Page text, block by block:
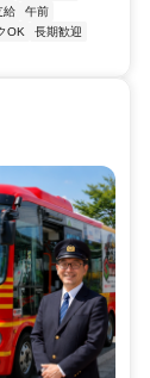
給
午前
OK
長期歓迎